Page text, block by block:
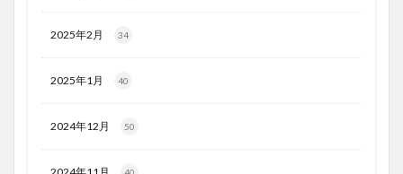
2025年2月 34
2025年1月 40
2024年12月 50